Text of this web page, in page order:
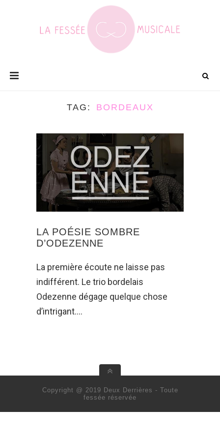
TAG BORDEAUX
LA POÉSIE SOMBRE
D’ODEZENNE
La première écoute ne laisse pas
indifférent. Le trio bordelais
Odezenne dégage quelque chose
d’intrigant.…
Copyright @ 2019 Deux Derrières - Toute
fessée réservée